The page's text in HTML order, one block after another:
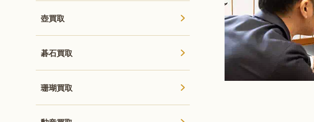
壺買取
碁石買取
珊瑚買取